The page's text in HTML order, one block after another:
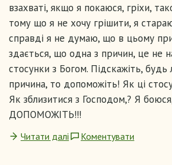
взахваті, якщо я покаюся, гріхи,
тому що я не хочу грішити, я
справді я не думаю, що в цьому
здається, що одна з причин, це не
стосунки з Богом. Підскажіть,
причина, то допоможіть! Як ці
Як зблизитися з Господом,? Я
ДОПОМОЖІТЬ!!!
Читати далі Коментувати